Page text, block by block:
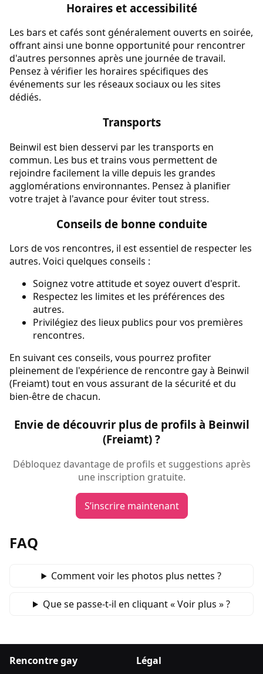
Horaires et accessibilité
Les bars et cafés sont généralement ouverts en soirée,
offrant ainsi une bonne opportunité pour rencontrer
d'autres personnes après une journée de travail.
Pensez à vérifier les horaires spécifiques des
événements sur les réseaux sociaux ou les sites
dédiés.
Transports
Beinwil est bien desservi par les transports en
commun. Les bus et trains vous permettent de
rejoindre facilement la ville depuis les grandes
agglomérations environnantes. Pensez à planifier
votre trajet à l'avance pour éviter tout stress.
Conseils de bonne conduite
Lors de vos rencontres, il est essentiel de respecter les
autres. Voici quelques conseils :
Soignez votre attitude et soyez ouvert d'esprit.
Respectez les limites et les préférences des
autres.
Privilégiez des lieux publics pour vos premières
rencontres.
En suivant ces conseils, vous pourrez profiter
pleinement de l'expérience de rencontre gay à Beinwil
(Freiamt) tout en vous assurant de la sécurité et du
bien-être de chacun.
Envie de découvrir plus de profils à Beinwil
(Freiamt) ?
Débloquez davantage de profils et suggestions après
une inscription gratuite.
S’inscrire maintenant
FAQ
Comment voir les photos plus nettes ?
Que se passe‑t‑il en cliquant « Voir plus » ?
Rencontre gay Légal